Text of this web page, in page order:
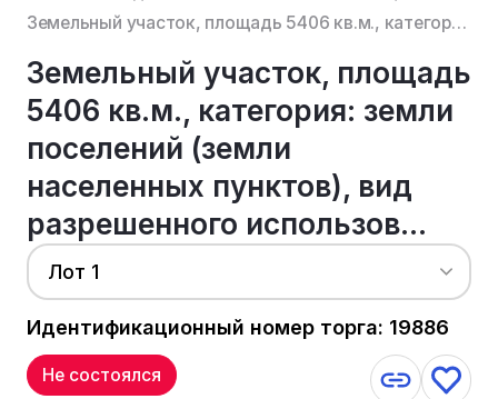
Земельный участок, площадь 5406 кв.м., категория: земли поселений (земли населенных пунктов), вид ра...
Земельный участок, площадь
5406 кв.м., категория: земли
поселений (земли
населенных пунктов), вид
разрешенного использов...
Лот 1
Идентификационный номер торга: 19886
Не состоялся